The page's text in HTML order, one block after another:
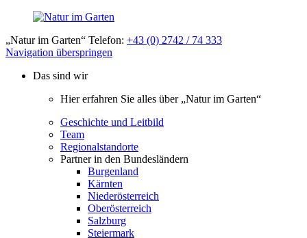
„Natur im Garten“ Telefon: +43 (0) 2742 / 74 333
Navigation überspringen
Das sind wir
Hier erfahren Sie alles über „Natur im Garten“
Geschichte und Leitbild
Team
Regionalstandorte
Partner in den Bundesländern
Burgenland
Kärnten
Niederösterreich
Oberösterreich
Salzburg
Steiermark